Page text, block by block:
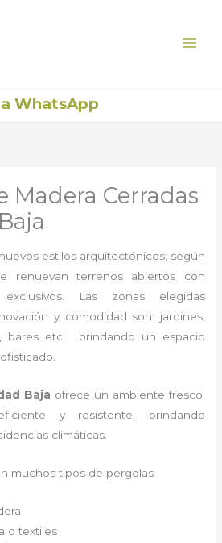
WhatsApp
Madera Cerradas
estilos arquitectónicos; según
renuevan terrenos abiertos con
Las zonas elegidas
y comodidad son: jardines,
bares etc, brindando un espacio
Baja ofrece un ambiente fresco,
y resistente, brindando
climáticas.
muchos tipos de pergolas
o textiles